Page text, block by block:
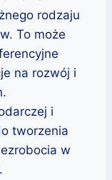
rodzaju
To może
na rozwój i
i
tworzenia
w